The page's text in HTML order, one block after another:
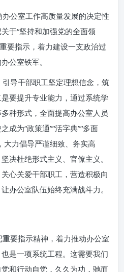
公室工作高质量发展的决定性
于“坚持和加强党的全面领
要指示，着力建设一支政治过
公室铁军。
导干部职工坚定理想信念，筑
要提升专业能力，通过系统学
种形式，全面提高办公室人员
成为“政策通”“活字典”“多面
大力倡导严谨细致、务实高
决杜绝形式主义、官僚主义。
心关爱干部职工，营造积极向
办公室队伍始终充满战斗力。
要指示精神，着力推动办公室
是一项系统工程。这需要我们
和行动自觉，久久为功，驰而